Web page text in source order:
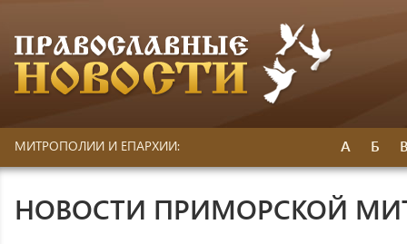
МИТРОПОЛИИ И ЕПАРХИИ: А Б
НОВОСТИ ПРИМОРСКОЙ